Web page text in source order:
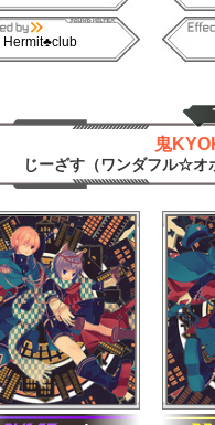
Hermit♣club
鬼
じーざす（ワンダフル☆